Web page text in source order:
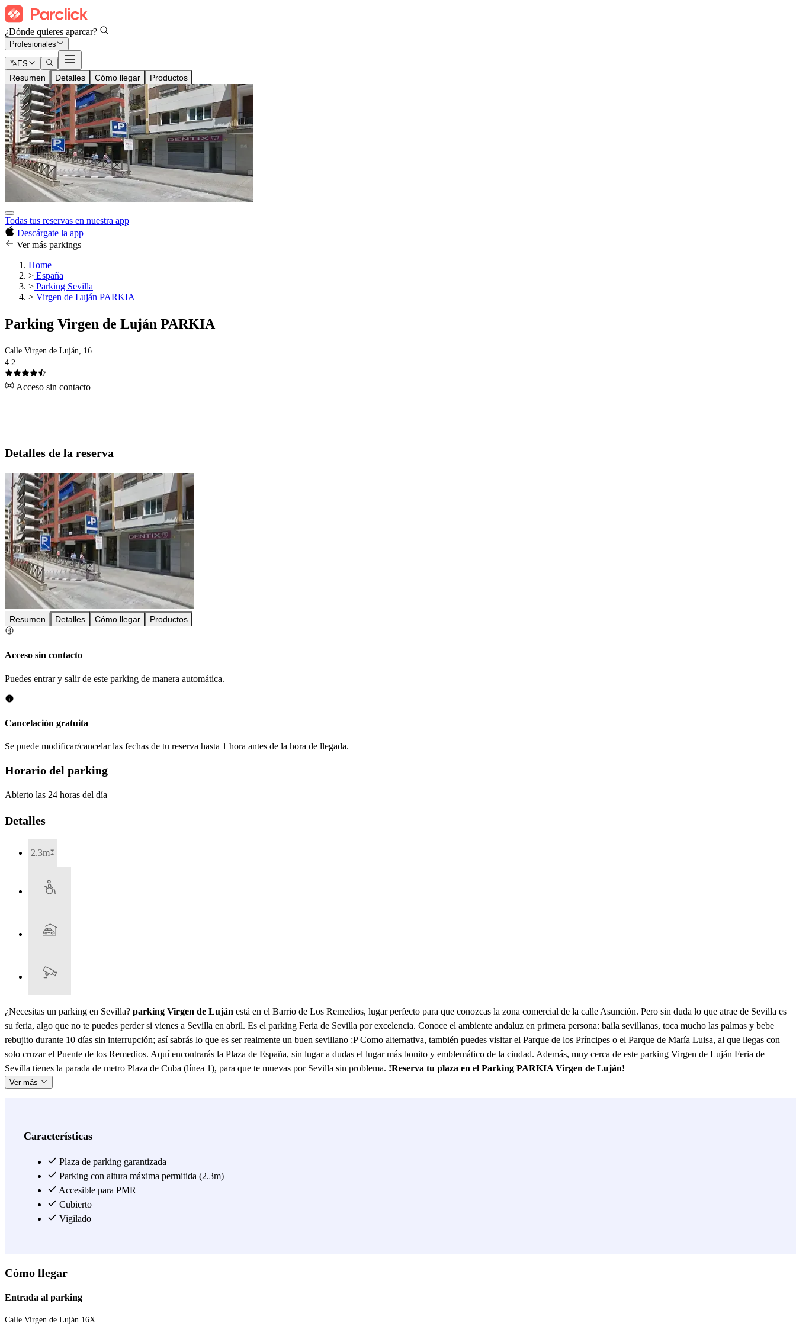
¿Dónde quieres aparcar?
Profesionales
ES
Resumen Detalles Cómo llegar Productos
Todas tus reservas en nuestra app
Descárgate la app
Ver más parkings
Home
> España
> Parking Sevilla
> Virgen de Luján PARKIA
Parking Virgen de Luján PARKIA
Calle Virgen de Luján, 16
4.2
Acceso sin contacto
Detalles de la reserva
Resumen Detalles Cómo llegar Productos
Acceso sin contacto
Puedes entrar y salir de este parking de manera automática.
Cancelación gratuita
Se puede modificar/cancelar las fechas de tu reserva hasta 1 hora antes de la hora de llegada.
Horario del parking
Abierto las 24 horas del día
Detalles
2.3m
¿Necesitas un parking en Sevilla? parking Virgen de Luján está en el Barrio de Los Remedios, lugar perfecto para que conozcas la zona comercial de la calle Asunción. Pero sin duda lo que atrae de Sevilla es
su feria, algo que no te puedes perder si vienes a Sevilla en abril. Es el parking Feria de Sevilla por excelencia. Conoce el ambiente andaluz en primera persona: baila sevillanas, toca mucho las palmas y bebe
rebujito durante 10 días sin interrupción; así sabrás lo que es ser realmente un buen sevillano :P Como alternativa, también puedes visitar el Parque de los Príncipes o el Parque de María Luisa, al que llegas con
solo cruzar el Puente de los Remedios. Aquí encontrarás la Plaza de España, sin lugar a dudas el lugar más bonito y emblemático de la ciudad. Además, muy cerca de este parking Virgen de Luján Feria de
Sevilla tienes la parada de metro Plaza de Cuba (línea 1), para que te muevas por Sevilla sin problema. !Reserva tu plaza en el Parking PARKIA Virgen de Luján!
Ver más
Características
Plaza de parking garantizada
Parking con altura máxima permitida (2.3m)
Accesible para PMR
Cubierto
Vigilado
Cómo llegar
Entrada al parking
Calle Virgen de Luján 16X